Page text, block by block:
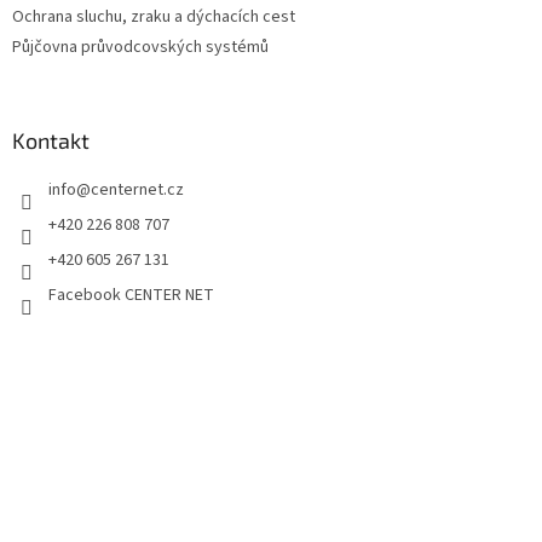
Ochrana sluchu, zraku a dýchacích cest
Půjčovna průvodcovských systémů
Kontakt
info@centernet.cz
+420 226 808 707
+420 605 267 131
Facebook CENTER NET